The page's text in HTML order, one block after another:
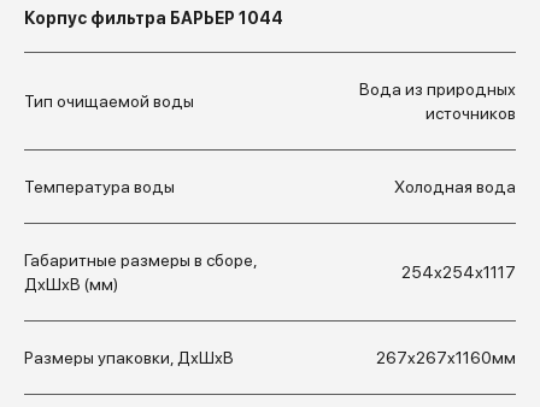
Корпус фильтра БАРЬЕР 1044
Тип очищаемой воды
Вода из природных
источников
Температура воды Холодная вода
Габаритные размеры в сборе,
ДхШхВ (мм)
254х254х1117
Размеры упаковки, ДхШхВ 267x267x1160мм